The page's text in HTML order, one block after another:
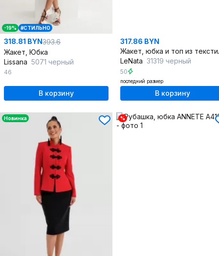
-19% #СТИЛЬНО
318.81 BYN393.6
Жакет, Юбка
Lissana 5071 черный
46
В корзину
317.86 BYN
LeNata 31319 черный
50
последний размер
В корзину
Новинка %